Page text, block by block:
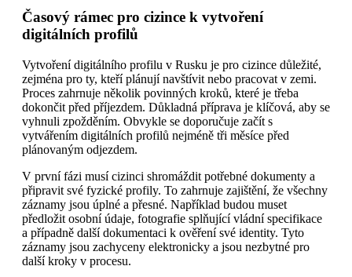
Časový rámec pro cizince k vytvoření
digitálních profilů
Vytvoření digitálního profilu v Rusku je pro cizince důležité,
zejména pro ty, kteří plánují navštívit nebo pracovat v zemi.
Proces zahrnuje několik povinných kroků, které je třeba
dokončit před příjezdem. Důkladná příprava je klíčová, aby se
vyhnuli zpožděním. Obvykle se doporučuje začít s
vytvářením digitálních profilů nejméně tři měsíce před
plánovaným odjezdem.
V první fázi musí cizinci shromáždit potřebné dokumenty a
připravit své fyzické profily. To zahrnuje zajištění, že všechny
záznamy jsou úplné a přesné. Například budou muset
předložit osobní údaje, fotografie splňující vládní specifikace
a případně další dokumentaci k ověření své identity. Tyto
záznamy jsou zachyceny elektronicky a jsou nezbytné pro
další kroky v procesu.